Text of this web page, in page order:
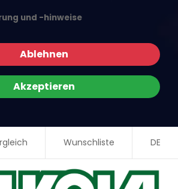
und -hinweise
Ablehnen
Akzeptieren
Wunschliste DE